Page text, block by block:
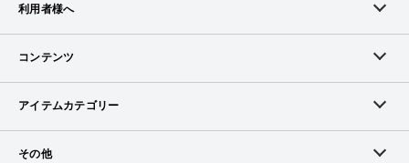
利用者様へ
メンバーログイン
メンバー会員について
コンテンツ
ランキング
アイテムカテゴリー
スキンケア
その他